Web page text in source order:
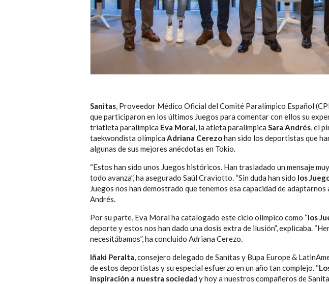
Sanitas, Proveedor Médico Oficial del Comité Paralímpico Español
que participaron en los últimos Juegos para comentar con ellos su
triatleta paralímpica Eva Moral, la atleta paralímpica Sara Andrés, el
taekwondista olímpica Adriana Cerezohan sido los deportistas que
algunas de sus mejores anécdotas en Tokio.
“Estos han sido unos Juegos históricos. Han trasladado un mensaje
todo avanza”, ha asegurado Saúl Craviotto. “Sin duda han sido los
Juegos nos han demostrado que tenemos esa capacidad de
Andrés.
Por su parte, Eva Moral ha catalogado este ciclo olímpico como “los
deporte y estos nos han dado una dosis extra de ilusión”, explicaba.
necesitábamos”, ha concluido Adriana Cerezo.
Iñaki Peralta, consejero delegado de Sanitas y Bupa Europe &
de estos deportistas y su especial esfuerzo en un año tan complejo. “
inspiración a nuestra sociedad y hoy a nuestros compañeros de